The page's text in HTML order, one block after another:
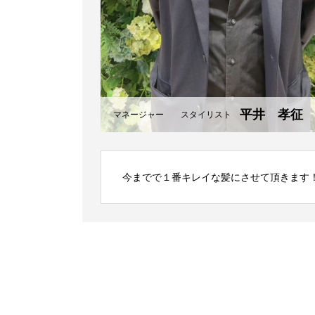
マネージャー スタイリスト 平井 孝征
今までで１番キレイな髪にさせて頂きます